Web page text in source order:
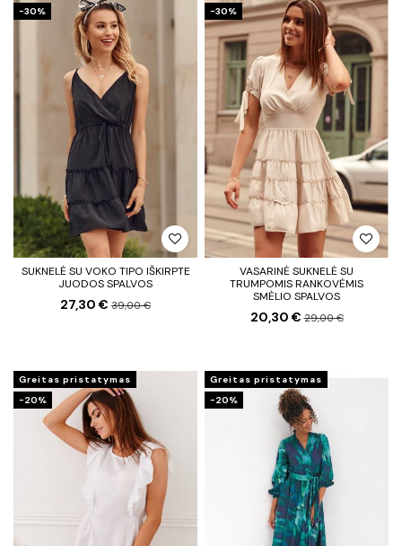
−30%
SUKNELĖ SU VOKO TIPO IŠKIRPTE
JUODOS SPALVOS
27,30 € 39,00 €
−30%
VASARINĖ SUKNELĖ SU
TRUMPOMIS RANKOVĖMIS
SMĖLIO SPALVOS
20,30 €29,00 €
Greitas pristatymas
−20%
Greitas pristatymas
−20%